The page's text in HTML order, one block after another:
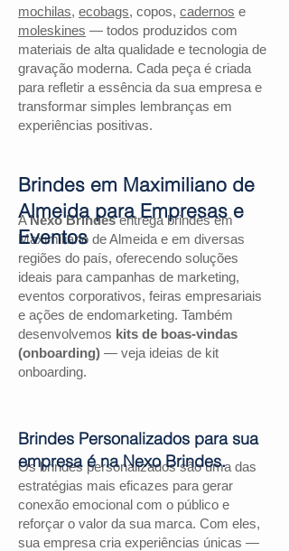
mochilas, ecobags, copos, cadernos e
moleskines — todos produzidos com
materiais de alta qualidade e tecnologia de
gravação moderna. Cada peça é criada
para refletir a essência da sua empresa e
transformar simples lembranças em
experiências positivas.
ANexo Brindesentrega brindes em
Maximiliano de Almeida e em diversas
regiões do país, oferecendo soluções
ideais para campanhas de marketing,
eventos corporativos, feiras empresariais
e ações de endomarketing. Também
desenvolvemos kits de boas-vindas
(onboarding) — veja ideias de kit
onboarding.
Os brindes personalizados são uma das
estratégias mais eficazes para gerar
conexão emocional com o público e
reforçar o valor da sua marca. Com eles,
sua empresa cria experiências únicas —
Brindes em Maximiliano de
Almeida para Empresas e
Eventos
Brindes Personalizados para sua
empresa é na Nexo Brindes.